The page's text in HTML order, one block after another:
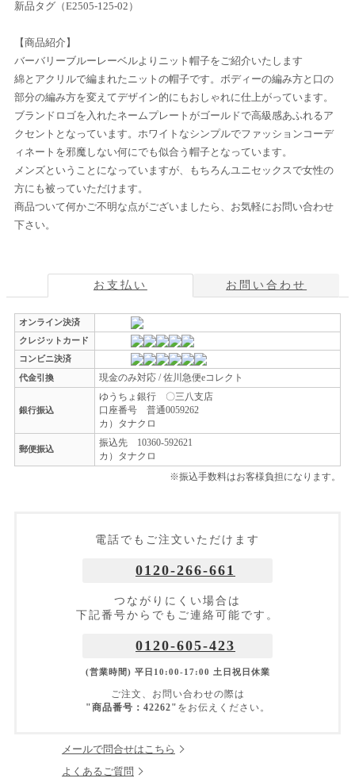
新品タグ（E2505-125-02）
【商品紹介】
バーバリーブルーレーベルよりニット帽子をご紹介いたします
綿とアクリルで編まれたニットの帽子です。ボディーの編み方と口の
部分の編み方を変えてデザイン的にもおしゃれに仕上がっています。
ブランドロゴを入れたネームプレートがゴールドで高級感あふれるア
クセントとなっています。ホワイトなシンプルでファッションコーデ
ィネートを邪魔しない何にでも似合う帽子となっています。
メンズということになっていますが、もちろんユニセックスで女性の
方にも被っていただけます。
商品ついて何かご不明な点がございましたら、お気軽にお問い合わせ
下さい。
お支払い お問い合わせ
オンライン決済
クレジットカード
コンビニ決済
代金引換
現金のみ対応 / 佐川急便eコレクト
銀行振込
ゆうちょ銀行 〇三八支店
口座番号 普通0059262
カ）タナクロ
郵便振込
振込先 10360-592621
カ）タナクロ
※振込手数料はお客様負担になります。
電話でもご注文いただけます
0120-266-661
つながりにくい場合は
下記番号からでもご連絡可能です。
0120-605-423
(営業時間) 平日10:00-17:00 土日祝日休業
ご注文、お問い合わせの際は
"商品番号：42262" をお伝えください。
メールで問合せはこちら
よくあるご質問